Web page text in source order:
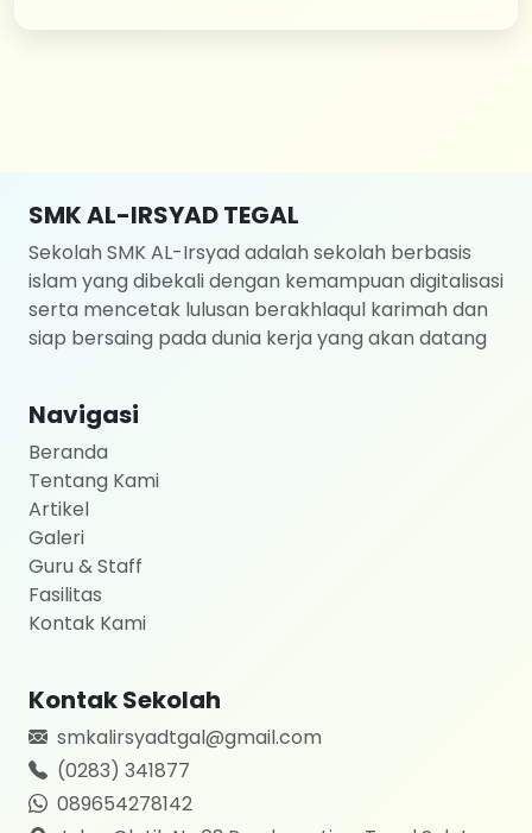
SMK AL-IRSYAD TEGAL
Sekolah SMK AL-Irsyad adalah sekolah berbasis
islam yang dibekali dengan kemampuan digitalisasi
serta mencetak lulusan berakhlaqul karimah dan
siap bersaing pada dunia kerja yang akan datang
Navigasi
Beranda
Tentang Kami
Artikel
Galeri
Guru & Staff
Fasilitas
Kontak Kami
Kontak Sekolah
smkalirsyadtgal@gmail.com
(0283) 341877
089654278142